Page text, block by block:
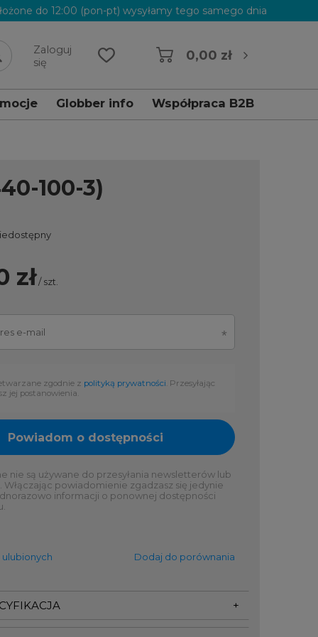
do 12:00 (pon-pt) wysyłamy tego samego dnia
Zaloguj
się
0,00 zł
Globber info Współpraca B2B
100-3)
zł/szt.
zgodnie z polityką prywatności . Przesyłając
jej postanowienia.
Powiadom o dostępności
nie są używane do przesyłania newsletterów lub
Włączając powiadomienie zgadzasz się jedynie
informacji o ponownej dostępności
Dodaj do porównania